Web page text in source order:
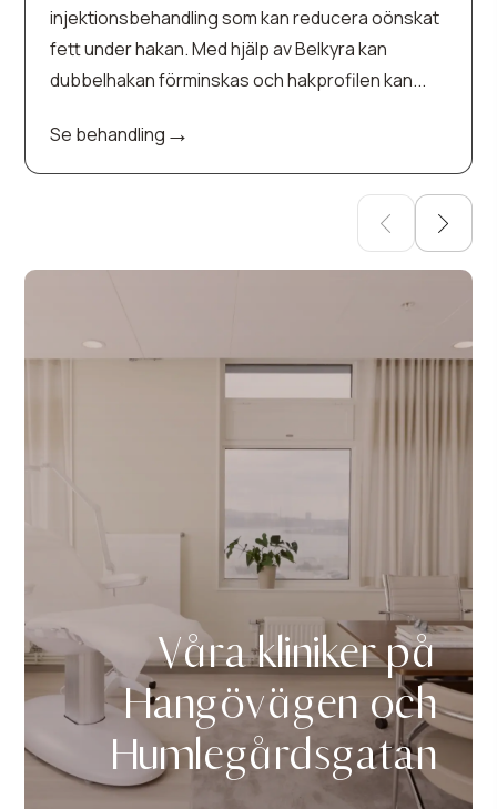
injektionsbehandling som kan reducera oönskat
fett under hakan. Med hjälp av Belkyra kan
dubbelhakan förminskas och hakprofilen kan...
Se behandling →
Våra kliniker på
Hangövägen och
Humlegårdsgatan